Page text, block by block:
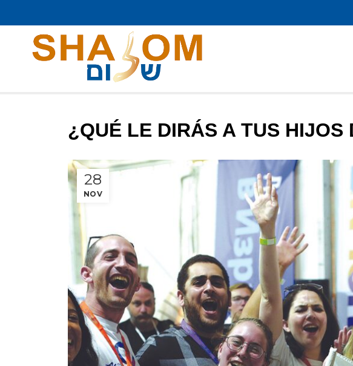
¿QUÉ LE DIRÁS A TUS HIJOS
28
NOV